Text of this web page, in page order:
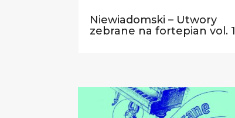
Niewiadomski – Utwory
zebrane na fortepian vol. 1